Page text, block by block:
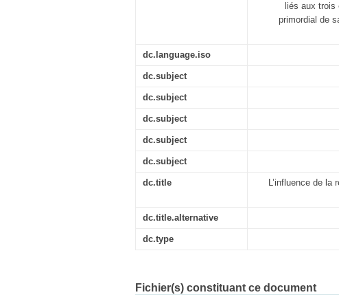
liés aux trois
primordial de
dc.language.iso
dc.subject
dc.subject
dc.subject
dc.subject
dc.subject
dc.title
L’influence de la
dc.title.alternative
dc.type
Fichier(s) constituant ce document